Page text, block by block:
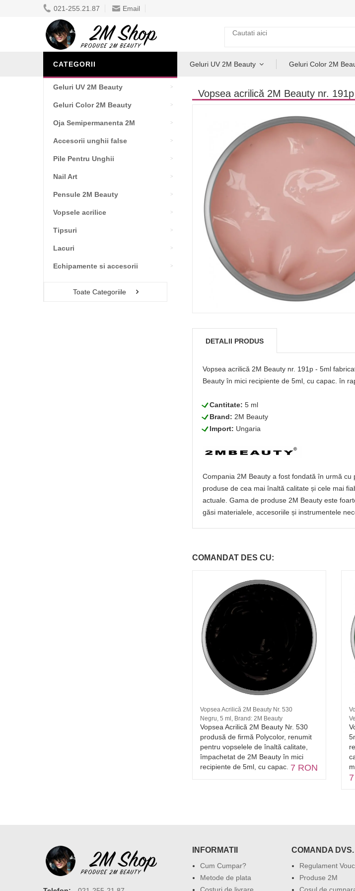
021-255.21.87 Email
CATEGORII
Geluri UV 2M Beauty
Geluri Color 2M Beauty
Oja Semipermanenta 2M
Accesorii unghii false
Pile Pentru Unghii
Nail Art
Pensule 2M Beauty
Vopsele acrilice
Tipsuri
Lacuri
Echipamente si accesorii
Toate Categoriile
Geluri UV 2M Beauty Geluri Color 2M
Vopsea acrilică 2M Beauty nr. 191p
DETALII PRODUS
Vopsea acrilică 2M Beauty nr. 191p - 5ml
Beauty în mici recipiente de 5ml, cu capac. în
LCantitate: 5 ml
LBrand: 2M Beauty
LImport: Ungaria
Compania 2M Beauty a fost fondată în urmă
produse de cea mai înaltă calitate și cele mai
actuale. Gama de produse 2M Beauty este
găsi materialele, accesoriile și instrumentele
COMANDAT DES CU:
Vopsea Acrilică 2M Beauty Nr. 530
Negru, 5 ml, Brand: 2M Beauty
Vopsea Acrilică 2M Beauty Nr. 530
produsă de firmă Polycolor, renumit
pentru vopselele de înaltă calitate,
împachetat de 2M Beauty în mici
recipiente de 5ml, cu capac. 7 RON
INFORMATII
Cum Cumpar?
Metode de plata
COMANDA DVS.
Regulament
Produse 2M